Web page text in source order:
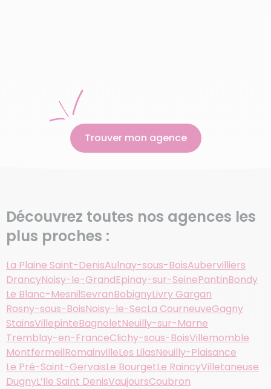
Trouver mon agence
Découvrez toutes nos agences les
plus proches :
La Plaine Saint-DenisAulnay-sous-BoisAubervilliers
DrancyNoisy-le-GrandEpinay-sur-SeinePantinBondy
Le Blanc-MesnilSevranBobignyLivry Gargan
Rosny-sous-BoisNoisy-le-SecLa CourneuveGagny
StainsVillepinteBagnoletNeuilly-sur-Marne
Tremblay-en-FranceClichy-sous-BoisVillemomble
MontfermeilRomainvilleLes LilasNeuilly-Plaisance
Le Pré-Saint-GervaisLe BourgetLe RaincyVilletaneuse
DugnyL’Ile Saint DenisVaujoursCoubron